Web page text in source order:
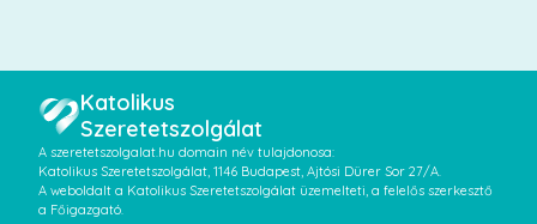
Katolikus
Szeretetszolgálat
A szeretetszolgalat.hu domain név tulajdonosa:
Katolikus Szeretetszolgálat, 1146 Budapest, Ajtósi Dürer Sor 27/A.
A weboldalt a Katolikus Szeretetszolgálat üzemelteti, a felelős szerkesztő
a Főigazgató.